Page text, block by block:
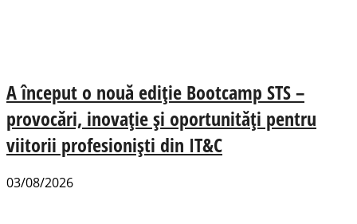
A început o nouă ediție Bootcamp STS –
provocări, inovație și oportunități pentru
viitorii profesioniști din IT&C
03/08/2026